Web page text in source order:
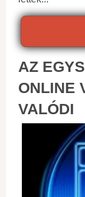
AZ
ONLINE
VALÓDI